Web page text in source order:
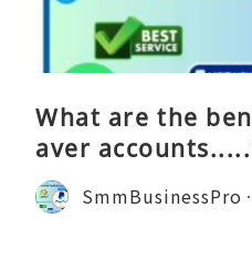
What are the
aver
SmmBusinessPro